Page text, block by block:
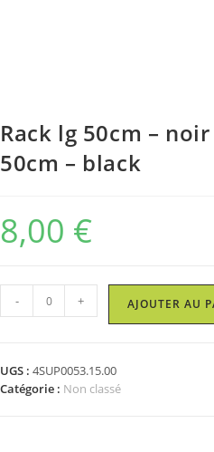
Rack lg 50cm –
50cm – black
8,00 €
quantité
de
50cm
-
- + AJOUTER AU
UGS : 4SUP0053.15.00
Catégorie : Non classé